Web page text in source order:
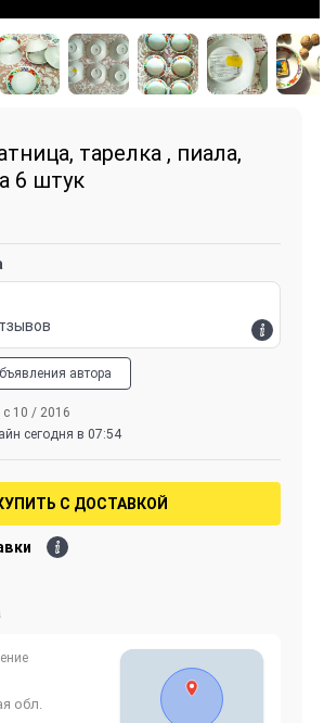
тарелка , пиала,
6 штук
автора
с 10 / 2016
сегодня в 07:54
С ДОСТАВКОЙ
обл.